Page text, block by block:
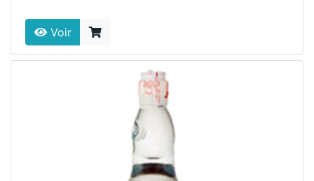
Voir